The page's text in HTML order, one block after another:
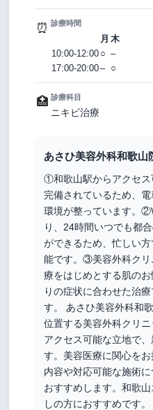
⏰ 診療時間
月 木
10:00-12:00 ○ –
17:00-20:00– ○
🏥 診療科目
ニキビ治療
あさひ美容外科和歌山
①和歌山駅からアクセス
完備されているため、
環境が整っています。
り、24時間いつでも都
ができるため、忙しい
能です。③美容外科ク
療をはじめとする肌の
りの症状に合わせた治
す。 あさひ美容外科和
位置する美容外科クリ
アクセス可能な立地で
す。美容医療に関心を
内容や対応可能な施術
おすすめします。和歌
しの方におすすめです。